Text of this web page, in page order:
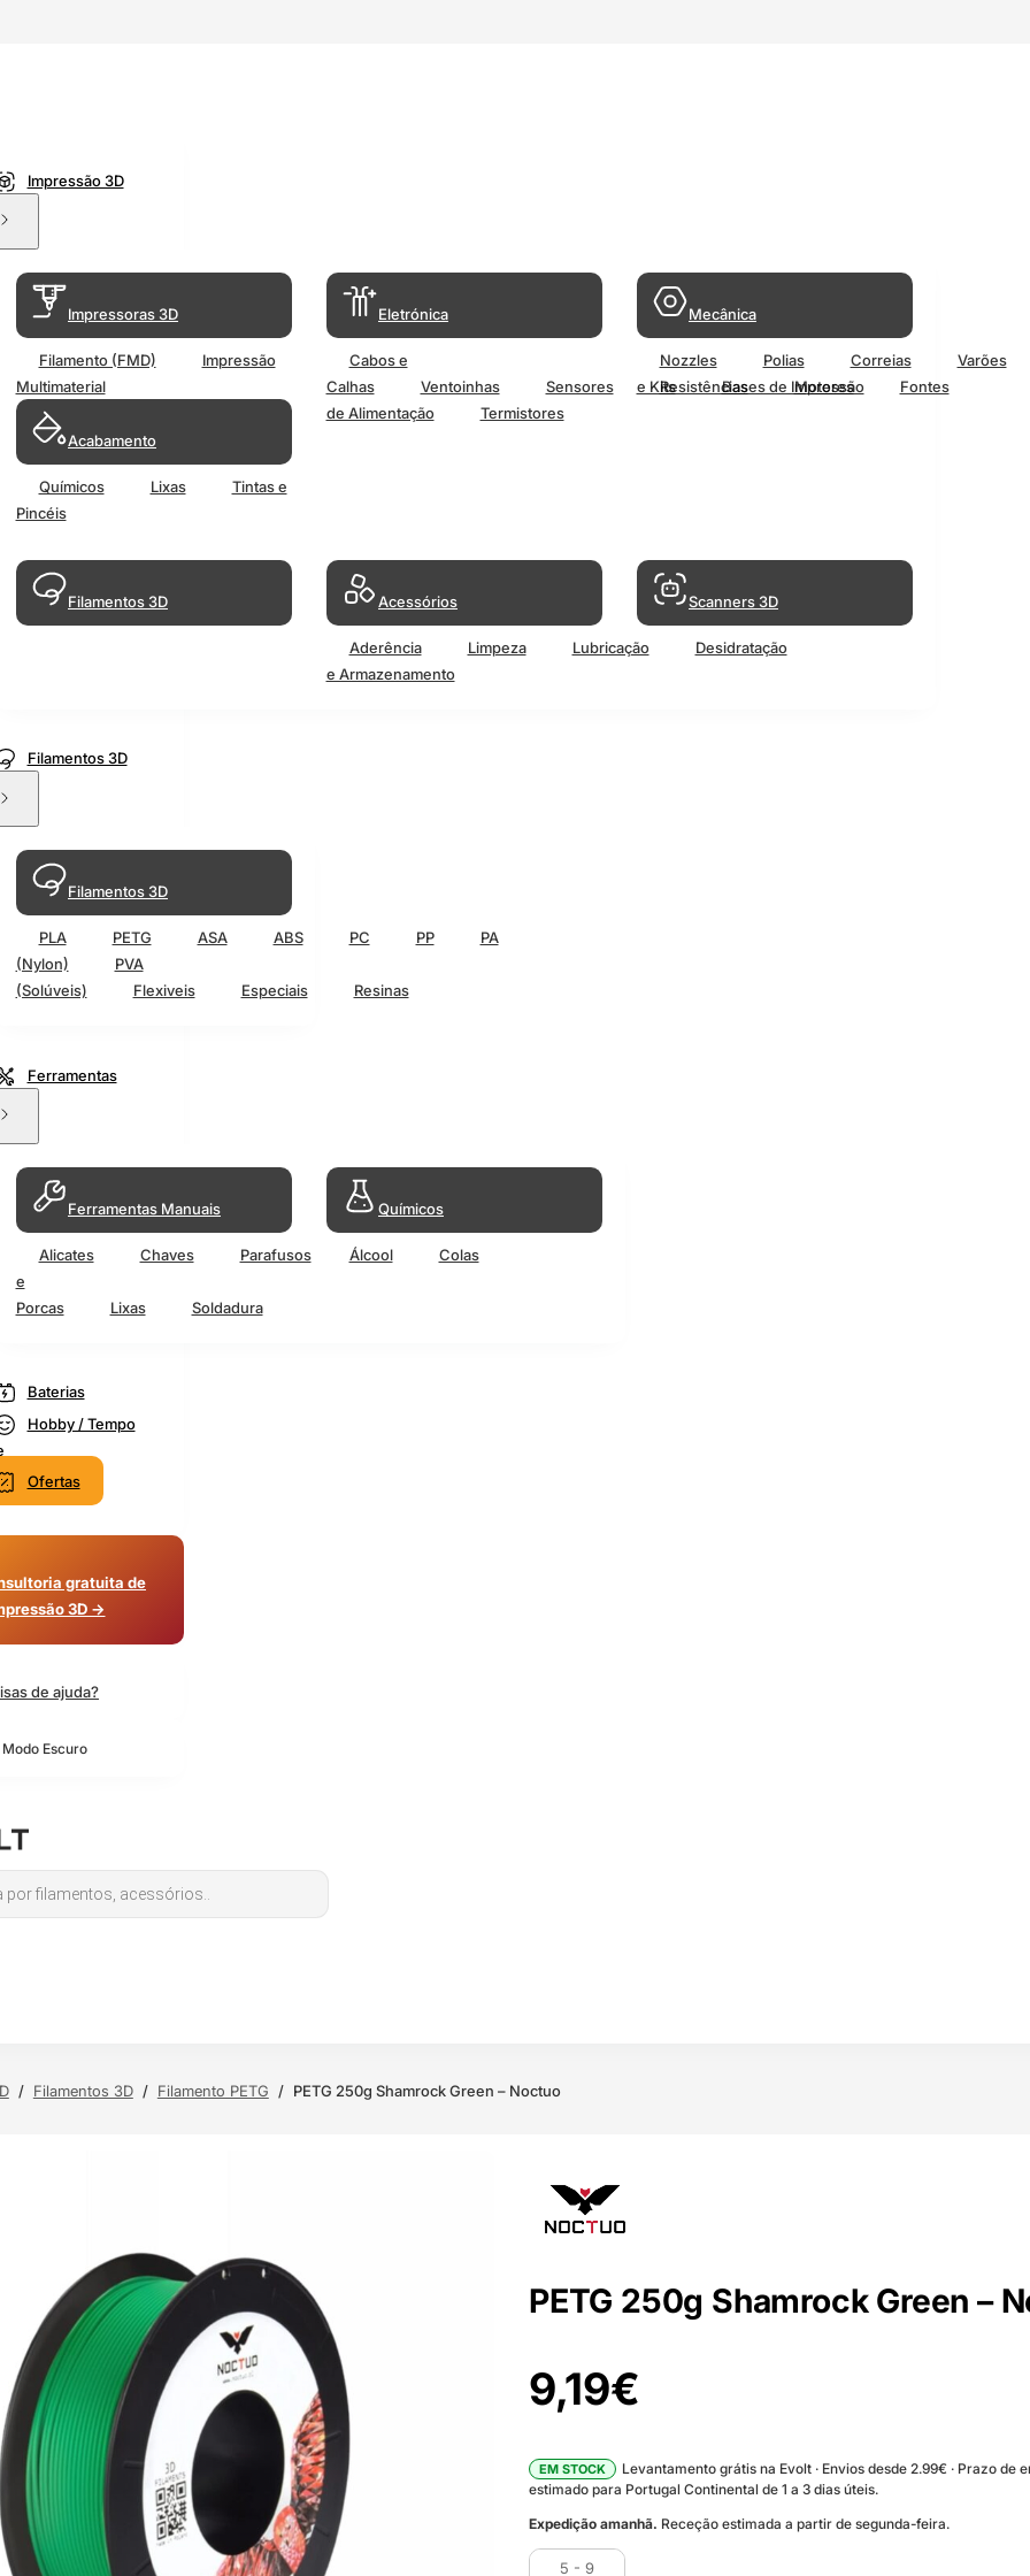
Impressão 3D
Impressoras 3D
Filamento (FMD)
Impressão
Multimaterial
Acabamento
Químicos Lixas
Tintas e
Pincéis
Eletrónica
Cabos e
Calhas
Ventoinhas Sensores Resistências Motores
Fontes
de Alimentação
Termistores
Mecânica
Nozzles Polias Correias
Varões
e Kits
Bases de Impressão
Filamentos 3D Acessórios
Aderência Limpeza Lubricação
Desidratação
e Armazenamento
Scanners 3D
Filamentos 3D
Filamentos 3D
PLA PETG ASA ABS PC PP
PA
(Nylon)
PVA
(Solúveis)
Flexiveis Especiais Resinas
Ferramentas
Ferramentas Manuais
Alicates Chaves
Parafusos
e
Porcas
Lixas Soldadura
Químicos
Álcool Colas
Baterias
Hobby / Tempo
Ofertas
gratuita de
3D →
de ajuda?
Escuro
/ Filamentos 3D / Filamento PETG / PETG 250g Shamrock Green – Noctuo
PETG 250g Shamrock Green –
9,19€
EM STOCK
Levantamento grátis na Evolt · Envios desde 2.99€ · Prazo de
estimado para Portugal Continental de 1 a 3 dias úteis.
Expedição amanhã. Receção estimada a partir de segunda-feira.
5 - 9